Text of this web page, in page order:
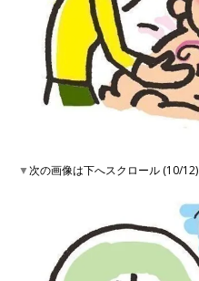
▼次の画像は下へスクロール (10/12)